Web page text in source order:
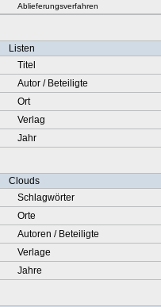
Ablieferungsverfahren
Listen
Titel
Autor / Beteiligte
Ort
Verlag
Jahr
Clouds
Schlagwörter
Orte
Autoren / Beteiligte
Verlage
Jahre